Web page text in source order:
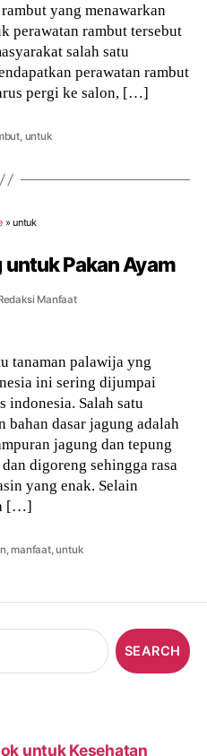
yang menawarkan
perawatan rambut tersebut
salah satu
perawatan rambut
pergi ke salon, […]
, untuk
»untuk
Pakan Ayam
Manfaat
tanaman palawija yng
ini sering dijumpai
indonesia. Salah satu
bahan dasar jagung adalah
jagung dan tepung
digoreng sehingga rasa
yang enak. Selain
[…]
,manfaat,untuk
untuk Kesehatan